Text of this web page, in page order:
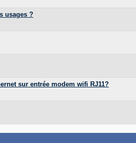
usages ?
sur entrée modem wifi RJ11?